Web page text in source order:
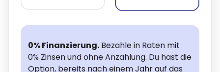
0% Finanzierung. Bezahle in Raten mit
0% Zinsen und ohne Anzahlung. Du hast die
Option, bereits nach einem Jahr auf das